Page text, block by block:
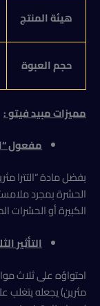
هيئة المنتج
حجم العبوة
مميزات مبيد فيتو :
مفعول
بفضل مادة “التترا
الحشرة بمجرد
الكبيرة أو الحشرات
التأثير
احتواؤه على ثلاث
مثرين) يجعله يتغلب